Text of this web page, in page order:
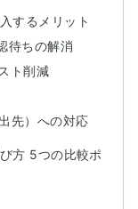
するメリット
待ちの解消
ト削減
先）への対応
方 5つの比較ポ